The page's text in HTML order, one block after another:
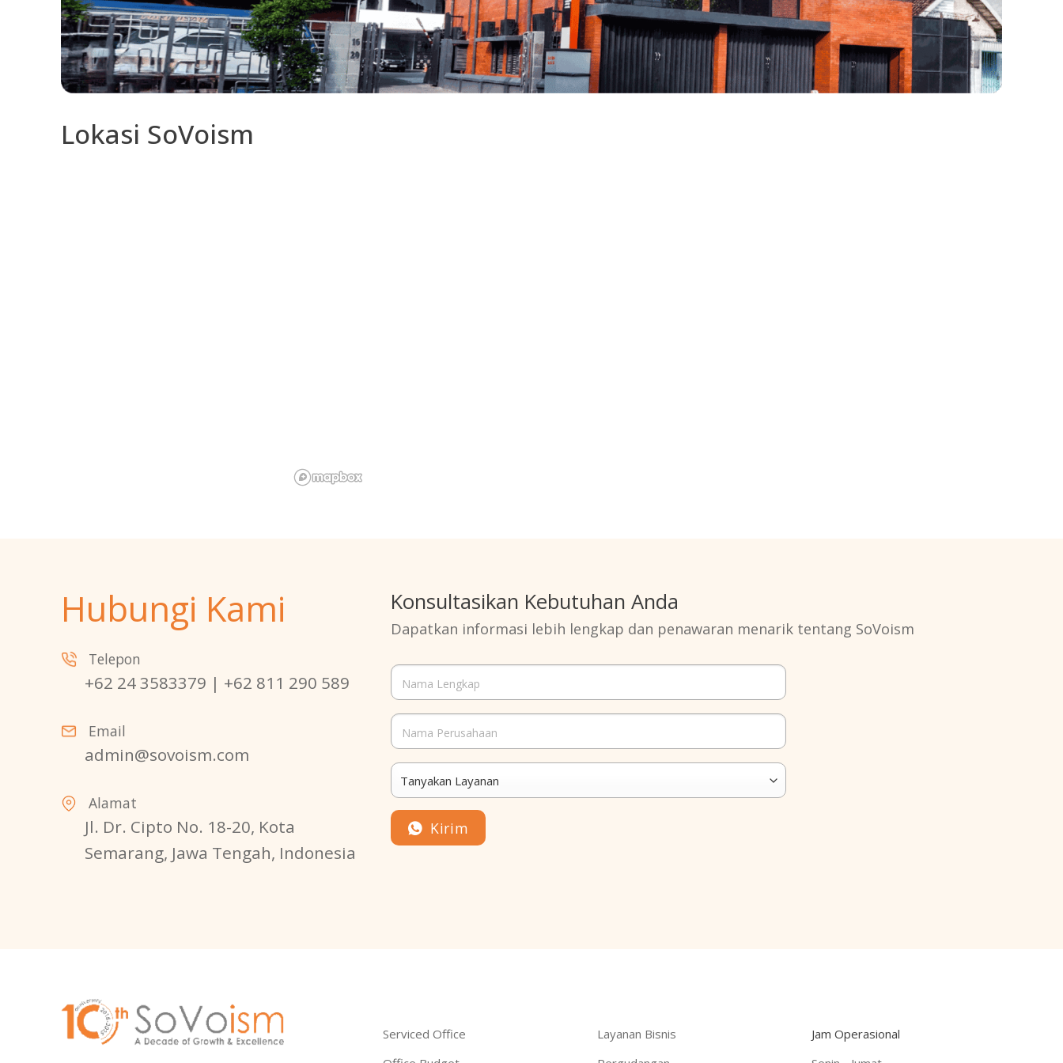
Lokasi SoVoism
Hubungi Kami
Telepon
+62 24 3583379 | +62 811 290 589
Email
admin@sovoism.com
Alamat
Jl. Dr. Cipto No. 18-20, Kota
Semarang, Jawa Tengah, Indonesia
Konsultasikan Kebutuhan Anda
Dapatkan informasi lebih lengkap dan penawaran menarik tentang SoVoism
Kirim
Serviced Office
Layanan Bisnis
Jam Operasional